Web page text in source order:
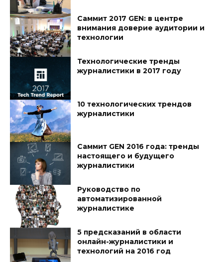
Саммит 2017 GEN: в центре
внимания доверие аудитории и
технологии
Технологические тренды
журналистики в 2017 году
10 технологических трендов
журналистики
Саммит GEN 2016 года: тренды
настоящего и будущего
журналистики
Руководство по
автоматизированной
журналистике
5 предсказаний в области
онлайн-журналистики и
технологий на 2016 год